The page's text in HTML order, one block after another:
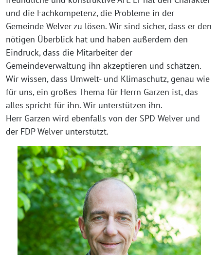
und die Fachkompetenz, die Probleme in der
Gemeinde Welver zu lösen. Wir sind sicher, dass er den
nötigen Überblick hat und haben außerdem den
Eindruck, dass die Mitarbeiter der
Gemeindeverwaltung ihn akzeptieren und schätzen.
Wir wissen, dass Umwelt- und Klimaschutz, genau wie
für uns, ein großes Thema für Herrn Garzen ist, das
alles spricht für ihn. Wir unterstützen ihn.
Herr Garzen wird ebenfalls von der SPD Welver und
der FDP Welver unterstützt.